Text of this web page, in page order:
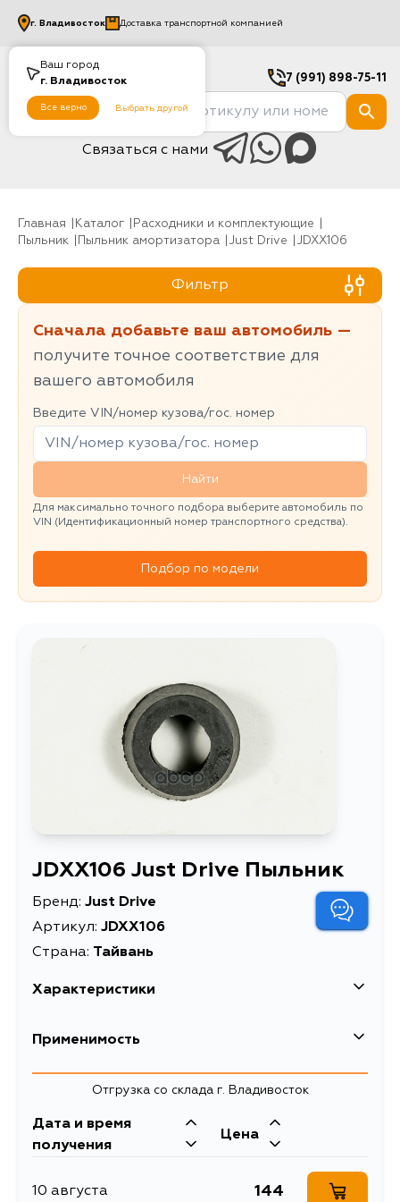
Ваш город
г. Владивосток
Все верно Выбрать другой
г. Владивосток Доставка транспортной компанией
7 (991) 898-75-11
Связаться с нами
Главная Каталог
Расходники и комплектующие
Пыльник
Пыльник амортизатора Just Drive JDXX106
Фильтр
Сначала добавьте ваш автомобиль —
получите точное соответствие для
вашего автомобиля
Введите VIN/номер кузова/гос. номер
Найти
Для максимально точного подбора выберите автомобиль по
VIN (Идентификационный номер транспортного средства).
Подбор по модели
JDXX106 Just Drive Пыльник
Бренд: Just Drive
Артикул: JDXX106
Страна: Тайвань
Характеристики
Масса, кг
Применимость
Toyota
Кузов Двигатель
KZN205, KZN185, RZN180, RZN185,
LAN50, TGN51, KUN51L, KUN60L,
1KZTE, 5VZFE, 5L,
1KDFTV, 3L, 3RZF,
2LTE, 2LT, 5LE,
Отгрузка со склада г. Владивосток
Дата и время
получения
Цена
10 августа 144